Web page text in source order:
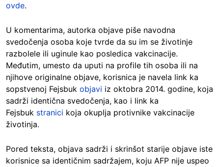
ovde.
U komentarima, autorka objave piše navodna
svedočenja osoba koje tvrde da su im se životinje
razbolele ili uginule kao posledica vakcinacije.
Međutim, umesto da uputi na profile tih osoba ili na
njihove originalne objave, korisnica je navela link ka
sopstvenoj Fejsbuk objavi iz oktobra 2014. godine, koja
sadrži identična svedočenja, kao i link ka
Fejsbuk stranici koja okuplja protivnike vakcinacije
životinja.
Pored teksta, objava sadrži i skrinšot starije objave iste
korisnice sa identičnim sadržajem, koju AFP nije uspeo